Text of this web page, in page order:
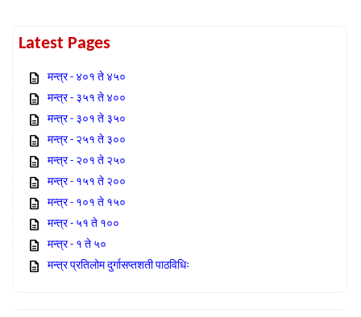
Latest Pages
मन्त्र - ४०१ ते ४५०
मन्त्र - ३५१ ते ४००
मन्त्र - ३०१ ते ३५०
मन्त्र - २५१ ते ३००
मन्त्र - २०१ ते २५०
मन्त्र - १५१ ते २००
मन्त्र - १०१ ते १५०
मन्त्र - ५१ ते १००
मन्त्र - १ ते ५०
मन्त्र प्रतिलोम दुर्गासप्तशती पाठविधिः